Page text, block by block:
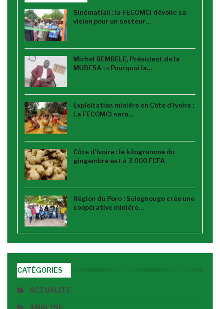
Sinématiali : la FECOMCI dévoile sa
vision pour un secteur…
Michel BEMBELE, Président de la
MUDESA : « Pourquoi la…
Exploitation minière en Côte d’Ivoire :
La FECOMCI sera…
Côte d’Ivoire : le kilogramme du
gingembre est à 3 000 FCFA
Région du Poro : Solognougo crée une
coopérative minière…
CATÉGORIES
ACTUALITE